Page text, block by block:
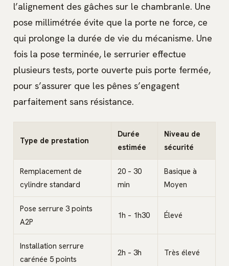
l’alignement des gâches sur le chambranle. Une
pose millimétrée évite que la porte ne force, ce
qui prolonge la durée de vie du mécanisme. Une
fois la pose terminée, le serrurier effectue
plusieurs tests, porte ouverte puis porte fermée,
pour s’assurer que les pênes s’engagent
parfaitement sans résistance.
Type de prestation
Durée
estimée
Niveau de
sécurité
Remplacement de
cylindre standard
20 – 30
min
Basique à
Moyen
Pose serrure 3 points
A2P
1h – 1h30 Élevé
Installation serrure
carénée 5 points
2h – 3h Très élevé